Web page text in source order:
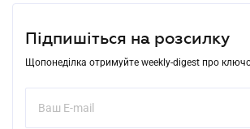
Підпишіться на розсилку
Щопонеділка отримуйте weekly-digest про